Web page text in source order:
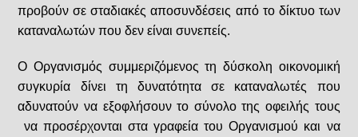
προβούν σε σταδιακές αποσυνδέσεις από το δίκτυο των
καταναλωτών που δεν είναι συνεπείς.
Ο Οργανισμός συμμεριζόμενος τη δύσκολη οικονομική
συγκυρία δίνει τη δυνατότητα σε καταναλωτές που
αδυνατούν να εξοφλήσουν το σύνολο της οφειλής τους
να προσέρχονται στα γραφεία του Οργανισμού και να